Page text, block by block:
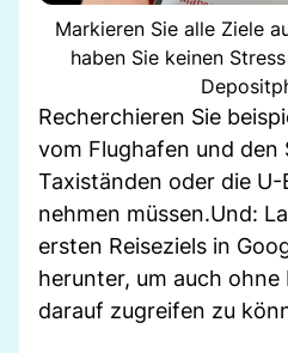
Markieren Sie alle Ziele
haben Sie keinen
Recherchieren Sie
vom Flughafen und
Taxiständen oder die U-
nehmen müssen.Und:
ersten Reiseziels in
herunter, um auch
darauf zugreifen zu